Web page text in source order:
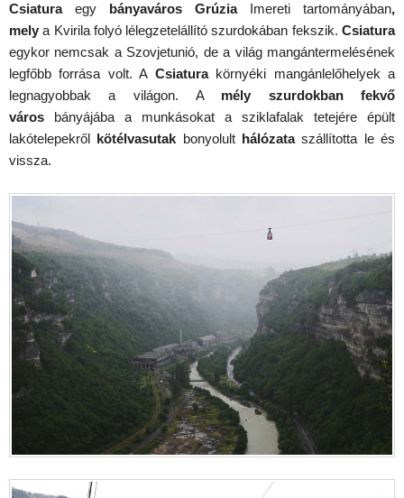
Csiatura egy bányaváros Grúzia Imereti tartományában,
melya Kvirila folyó lélegzetelállító szurdokában fekszik.Csiatura
egykor nemcsak a Szovjetunió, de a világ mangántermelésének
legfőbb forrása volt. ACsiaturakörnyéki mangánlelőhelyek a
legnagyobbak a világon. A mély szurdokban fekvő
város bányájába a munkásokat a sziklafalak tetejére épült
lakótelepekről kötélvasutak bonyolult hálózataszállította le és
vissza.